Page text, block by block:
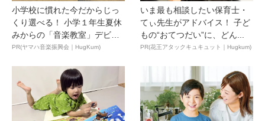
小学校に慣れた今だからじっ
くり選べる！ 小学１年生夏休
みからの「音楽教室」デビ
ュ...
PR(ヤマハ音楽振興会｜HugKum)
いま最も相談したい保育士・
てぃ先生がアドバイス！ 子ど
もの“おてつだい”に、どん...
PR(花王アタックキュキュット｜Hugkum)